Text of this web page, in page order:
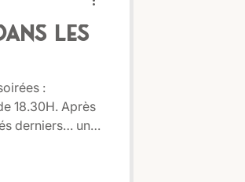
les
:
Après
derniers… une